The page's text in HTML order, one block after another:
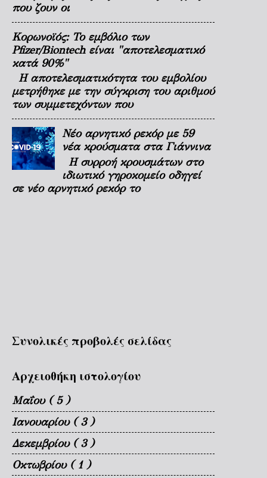
που ζουν οι
Κορωνοϊός: Το εμβόλιο των
Pfizer/Biontech είναι "αποτελεσματικό
κατά 90%"
Η αποτελεσματικότητα του εμβολίου
μετρήθηκε με την σύγκριση του αριθμού
των συμμετεχόντων που
Νέο αρνητικό ρεκόρ με 59
νέα κρούσματα στα Γιάννινα
Η συρροή κρουσμάτων στο
ιδιωτικό γηροκομείο οδηγεί
σε νέο αρνητικό ρεκόρ το
Συνολικές προβολές σελίδας
Αρχειοθήκη ιστολογίου
Μαΐου ( 5 )
Ιανουαρίου ( 3 )
Δεκεμβρίου ( 3 )
Οκτωβρίου ( 1 )